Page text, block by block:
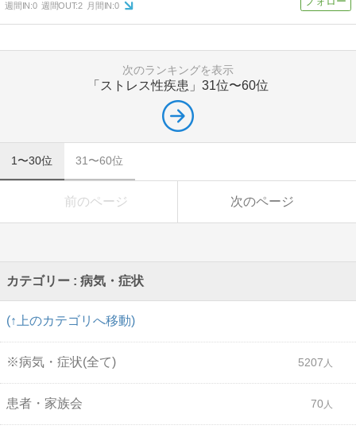
週間IN:0 週間OUT:2 月間IN:0
次のランキングを表示
「ストレス性疾患」 31位〜60位
1〜30位 31〜60位
前のページ 次のページ
カテゴリー : 病気・症状
(↑上のカテゴリへ移動)
※病気・症状(全て) 5207
患者・家族会 70